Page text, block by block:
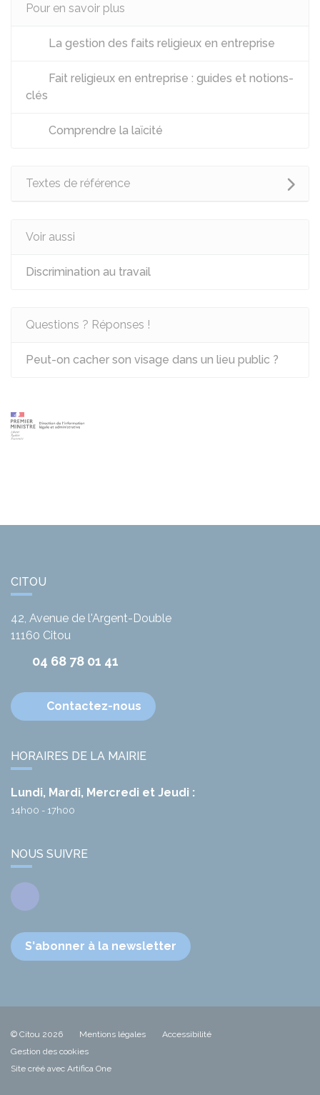
Pour en savoir plus
La gestion des faits religieux en entreprise
Fait religieux en entreprise : guides et notions-
clés
Comprendre la laïcité
Textes de référence
Voir aussi
Discrimination au travail
Questions ? Réponses !
Peut-on cacher son visage dans un lieu public ?
CITOU
42, Avenue de l'Argent-Double
11160 Citou
04 68 78 01 41
Contactez-nous
HORAIRES DE LA MAIRIE
Lundi, Mardi, Mercredi et Jeudi :
14h00 - 17h00
NOUS SUIVRE
Facebook
S'abonner à la newsletter
© Citou 2026 Mentions légales
Accessibilité
Gestion des cookies
Site créé avec Artifica One